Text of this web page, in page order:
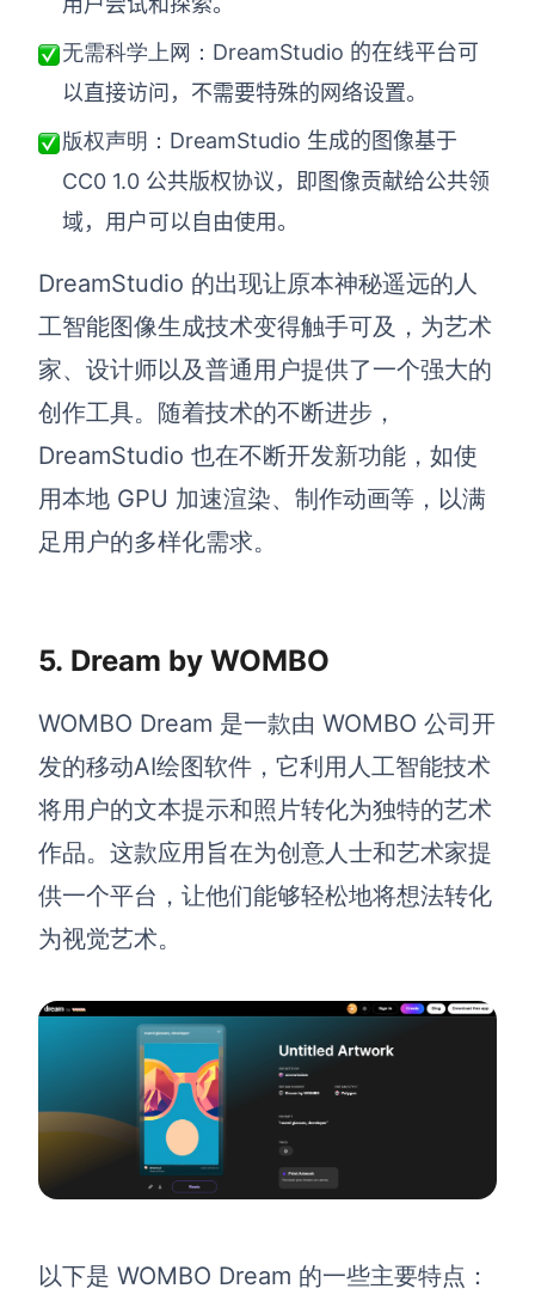
无需科学上网： DreamStudio 的在线平台可
以直接访问，不需要特殊的网络设置。
版权声明： DreamStudio 生成的图像基于
CC0 1.0 公共版权协议，即图像贡献给公共领
域，用户可以自由使用。
DreamStudio 的出现让原本神秘遥远的人
工智能图像生成技术变得触手可及，为艺术
家、设计师以及普通用户提供了一个强大的
创作工具。随着技术的不断进步，
DreamStudio 也在不断开发新功能，如使
用本地 GPU 加速渲染、制作动画等，以满
足用户的多样化需求。
5. Dream by WOMBO
WOMBO Dream 是一款由 WOMBO 公司开
发的移动AI绘图软件，它利用人工智能技术
将用户的文本提示和照片转化为独特的艺术
作品。这款应用旨在为创意人士和艺术家提
供一个平台，让他们能够轻松地将想法转化
为视觉艺术。
以下是 WOMBO Dream 的一些主要特点：